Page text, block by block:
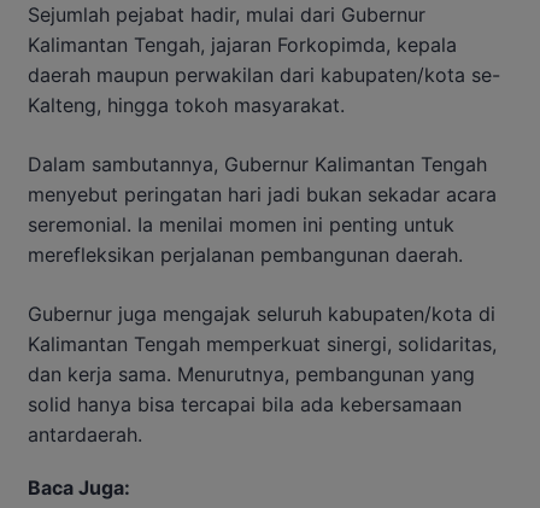
Sejumlah pejabat hadir, mulai dari Gubernur
Kalimantan Tengah, jajaran Forkopimda, kepala
daerah maupun perwakilan dari kabupaten/kota se-
Kalteng, hingga tokoh masyarakat.
Dalam sambutannya, Gubernur Kalimantan Tengah
menyebut peringatan hari jadi bukan sekadar acara
seremonial. Ia menilai momen ini penting untuk
merefleksikan perjalanan pembangunan daerah.
Gubernur juga mengajak seluruh kabupaten/kota di
Kalimantan Tengah memperkuat sinergi, solidaritas,
dan kerja sama. Menurutnya, pembangunan yang
solid hanya bisa tercapai bila ada kebersamaan
antardaerah.
Baca Juga: